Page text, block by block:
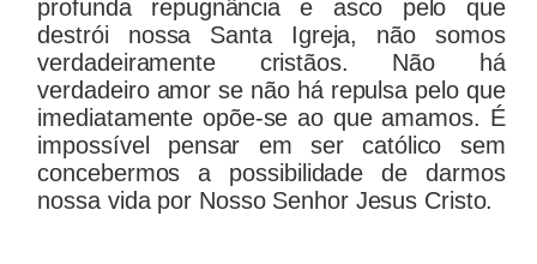
profunda repugnância e asco pelo que
destrói nossa Santa Igreja, não somos
verdadeiramente cristãos. Não há
verdadeiro amor se não há repulsa pelo que
imediatamente opõe-se ao que amamos. É
impossível pensar em ser católico sem
concebermos a possibilidade de darmos
nossa vida por Nosso Senhor Jesus Cristo.